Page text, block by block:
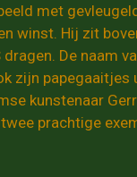
met
winst. Hij zit
De naam
zijn papegaaitjes
kunstenaar
prachtige